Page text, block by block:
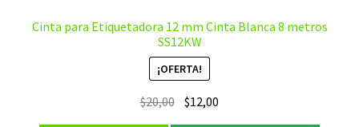
Cinta para Etiquetadora 12 mm Cinta Blanca 8 metros
SS12KW
¡OFERTA!
$20,00 El$12,00